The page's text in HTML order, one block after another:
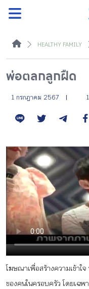
ค้นหา
หน้าแรกแคม
บทความแคม
สื่อของแคมเ
กิจกรรม
หัวข้อที่เราแนะ
HEALTHY FAMILY
พ่อตลกลูกฝืด
1 กรกฎาคม 2567
โฆษณาเพื่อสร้างความเข้าใ
ของคนในครอบครัว โดยเฉพ